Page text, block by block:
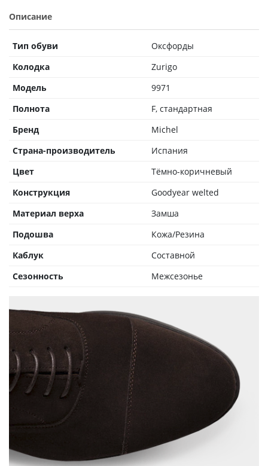
Описание
Тип обуви
Оксфорды
Колодка
Zurigo
Модель
9971
Полнота
F, стандартная
Бренд
Michel
Страна-производитель
Испания
Цвет
Тёмно-коричневый
Конструкция
Goodyear welted
Материал верха
Замша
Подошва
Кожа/Резина
Каблук
Составной
Сезонность
Межсезонье